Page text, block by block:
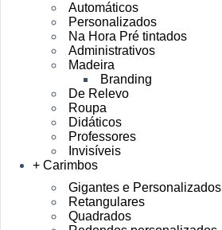
Automáticos
Personalizados
Na Hora Pré tintados
Administrativos
Madeira
Branding
De Relevo
Roupa
Didáticos
Professores
Invisíveis
+ Carimbos
Gigantes e Personalizados
Retangulares
Quadrados